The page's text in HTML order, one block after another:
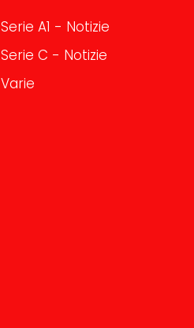
Serie A1 - Notizie
Serie C - Notizie
Varie